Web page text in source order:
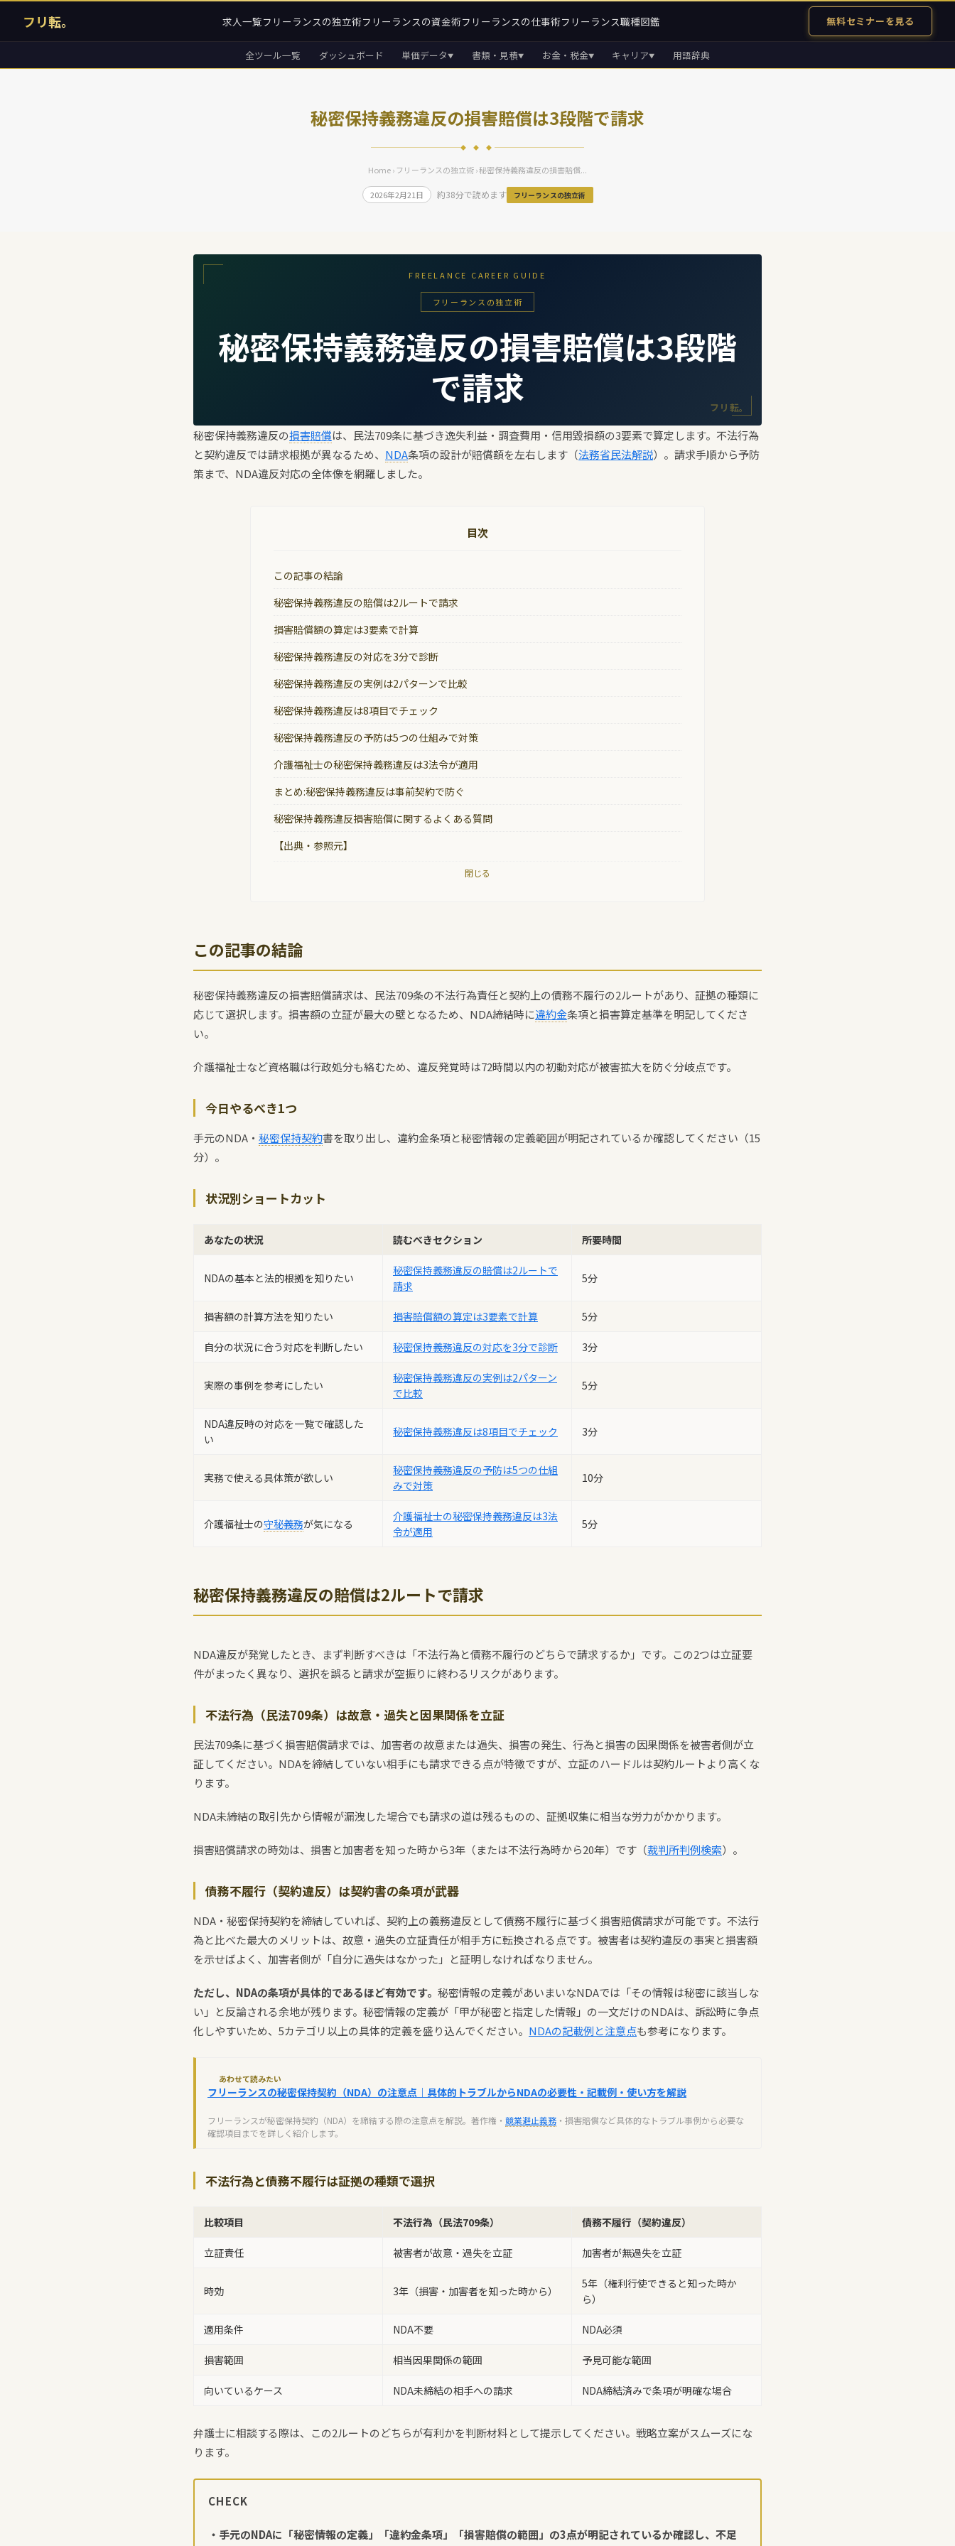
フリ転。 求人一覧フリーランスの独立術フリーランスの資金術フリーランスの仕事術フリーランス職種図鑑 無料セミナーを見る
全ツール一覧 ダッシュボード 単価データ▼ 書類・見積▼ お金・税金▼ キャリア▼ 用語辞典
秘密保持義務違反の損害賠償は3段階で請求
◆ ◆ ◆
Home›フリーランスの独立術› 秘密保持義務違反の損害賠償...
2026年2月21日 約38分で読めます フリーランスの独立術
FREELANCE CAREER GUIDE
フリーランスの独立術
秘密保持義務違反の損害賠償は3段階
で請求
フリ転。
秘密保持義務違反の損害賠償は、民法709条に基づき逸失利益・調査費用・信用毀損額の3要素で算定します。不法行為
と契約違反では請求根拠が異なるため、 NDA条項の設計が賠償額を左右します（法務省民法解説）。請求手順から予防
策まで、NDA違反対応の全体像を網羅しました。
目次
この記事の結論
秘密保持義務違反の賠償は2ルートで請求
損害賠償額の算定は3要素で計算
秘密保持義務違反の対応を3分で診断
秘密保持義務違反の実例は2パターンで比較
秘密保持義務違反は8項目でチェック
秘密保持義務違反の予防は5つの仕組みで対策
介護福祉士の秘密保持義務違反は3法令が適用
まとめ:秘密保持義務違反は事前契約で防ぐ
秘密保持義務違反損害賠償に関するよくある質問
【出典・参照元】
閉じる
この記事の結論
秘密保持義務違反の損害賠償請求は、民法709条の不法行為責任と契約上の債務不履行の2ルートがあり、証拠の種類に
応じて選択します。損害額の立証が最大の壁となるため、NDA締結時に違約金条項と損害算定基準を明記してくださ
い。
介護福祉士など資格職は行政処分も絡むため、違反発覚時は72時間以内の初動対応が被害拡大を防ぐ分岐点です。
今日やるべき1つ
手元のNDA・ 秘密保持契約書を取り出し、違約金条項と秘密情報の定義範囲が明記されているか確認してください（15
分）。
状況別ショートカット
あなたの状況 読むべきセクション 所要時間
NDAの基本と法的根拠を知りたい
秘密保持義務違反の賠償は2ルートで
請求
5分
損害額の計算方法を知りたい 損害賠償額の算定は3要素で計算 5分
自分の状況に合う対応を判断したい 秘密保持義務違反の対応を3分で診断 3分
実際の事例を参考にしたい
秘密保持義務違反の実例は2パターン
で比較
5分
NDA違反時の対応を一覧で確認した
い
秘密保持義務違反は8項目でチェック 3分
実務で使える具体策が欲しい
秘密保持義務違反の予防は5つの仕組
みで対策
10分
介護福祉士の守秘義務が気になる
介護福祉士の秘密保持義務違反は3法
令が適用
5分
秘密保持義務違反の賠償は2ルートで請求
NDA違反が発覚したとき、まず判断すべきは「不法行為と債務不履行のどちらで請求するか」です。この2つは立証要
件がまったく異なり、選択を誤ると請求が空振りに終わるリスクがあります。
不法行為（民法709条）は故意・過失と因果関係を立証
民法709条に基づく損害賠償請求では、加害者の故意または過失、損害の発生、行為と損害の因果関係を被害者側が立
証してください。NDAを締結していない相手にも請求できる点が特徴ですが、立証のハードルは契約ルートより高くな
ります。
NDA未締結の取引先から情報が漏洩した場合でも請求の道は残るものの、証拠収集に相当な労力がかかります。
損害賠償請求の時効は、損害と加害者を知った時から3年（または不法行為時から20年）です（裁判所判例検索）。
債務不履行（契約違反）は契約書の条項が武器
NDA・秘密保持契約を締結していれば、契約上の義務違反として債務不履行に基づく損害賠償請求が可能です。不法行
為と比べた最大のメリットは、故意・過失の立証責任が相手方に転換される点です。被害者は契約違反の事実と損害額
を示せばよく、加害者側が「自分に過失はなかった」と証明しなければなりません。
ただし、NDAの条項が具体的であるほど有効です。 秘密情報の定義があいまいなNDAでは「その情報は秘密に該当しな
い」と反論される余地が残ります。秘密情報の定義が「甲が秘密と指定した情報」の一文だけのNDAは、訴訟時に争点
化しやすいため、5カテゴリ以上の具体的定義を盛り込んでください。 NDAの記載例と注意点も参考になります。
あわせて読みたい
フリーランスの秘密保持契約（NDA）の注意点｜具体的トラブルからNDAの必要性・記載例・使い方を解説
フリーランスが秘密保持契約（NDA）を締結する際の注意点を解説。著作権・ 競業避止義務 ・損害賠償など具体的なトラブル事例から必要な
確認項目までを詳しく紹介します。
不法行為と債務不履行は証拠の種類で選択
比較項目 不法行為（民法709条） 債務不履行（契約違反）
立証責任 被害者が故意・過失を立証 加害者が無過失を立証
時効 3年（損害・加害者を知った時から）
5年（権利行使できると知った時か
ら）
適用条件 NDA不要 NDA必須
損害範囲 相当因果関係の範囲 予見可能な範囲
向いているケース NDA未締結の相手への請求 NDA締結済みで条項が明確な場合
弁護士に相談する際は、この2ルートのどちらが有利かを判断材料として提示してください。戦略立案がスムーズにな
ります。
CHECK
・手元のNDAに「秘密情報の定義」「違約金条項」「損害賠償の範囲」の3点が明記されているか確認し、不足